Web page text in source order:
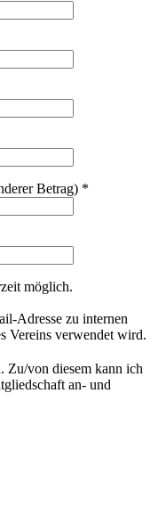
Betrag) *
möglich.
Adresse zu internen
Vereins verwendet wird.
Zu/von diesem kann ich
an- und